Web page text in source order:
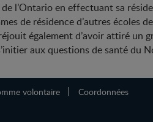
l’Ontario en effectuant sa
de résidence d’autres écoles
également d’avoir attiré un
aux questions de santé du
volontaire Coordonnées